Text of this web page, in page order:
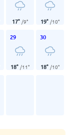
17° /9° 19° /10°
29
18° /11°
30
18° /10°